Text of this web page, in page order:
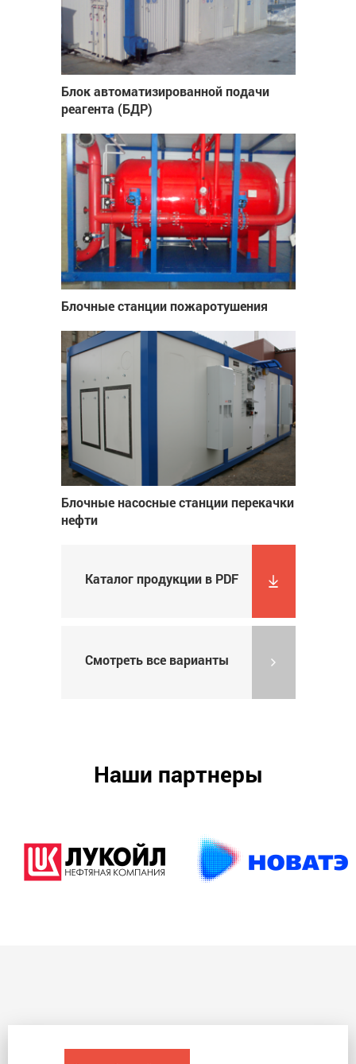
Блок автоматизированной подачи
реагента (БДР)
Блочные станции пожаротушения
Блочные насосные станции перекачки
нефти
Каталог продукции в PDF
Смотреть все варианты
Наши партнеры